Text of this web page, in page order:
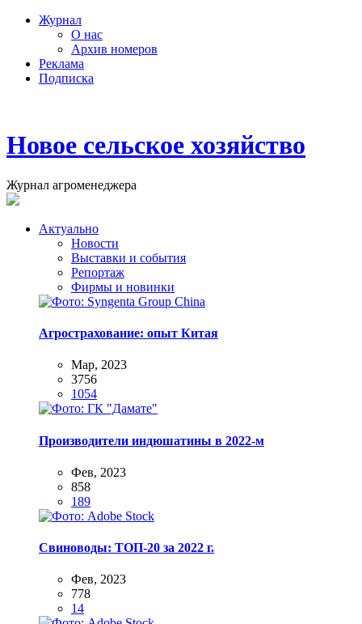
Журнал
О нас
Архив номеров
Реклама
Подписка
Новое сельское хозяйство
Журнал агроменеджера
Актуально
Новости
Выставки и события
Репортаж
Фирмы и новинки
Агрострахование: опыт Китая
Мар, 2023
3756
1054
Производители индюшатины в 2022-м
Фев, 2023
858
189
Свиноводы: ТОП-20 за 2022 г.
Фев, 2023
778
14